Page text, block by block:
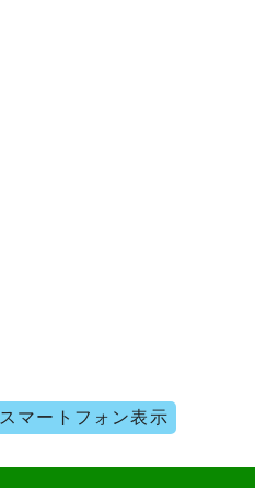
スマートフォン表示